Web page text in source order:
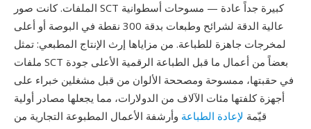
الملفات. كانت صور SCT كبيرة جداً عادة — مسوحات أسطوانية
عالية الدقة لشرائح وطبعات بدقة 300 نقطة في البوصة أو أعلى
لمخرجات جاهزة للطباعة. من مزاياها إرث الإنتاج المطبعي: تمثل
ملفات SCT بعضاً من أعمال ما قبل الطباعة الرقمية الأعلى جودة
في حقبتها، ممسوحة ومصححة الألوان من قبل مشغلين خبراء على
أجهزة كلفتها مئات الآلاف من الدولارات، مما يجعلها مصادر أولية
قيّمة لإعادة الطباعة وأرشفة الأعمال المطبوعة التجارية من